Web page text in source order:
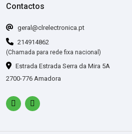
Contactos
geral@clrelectronica.pt
214914862
(Chamada para rede fixa nacional)
Estrada Estrada Serra da Mira 5A
2700-776 Amadora